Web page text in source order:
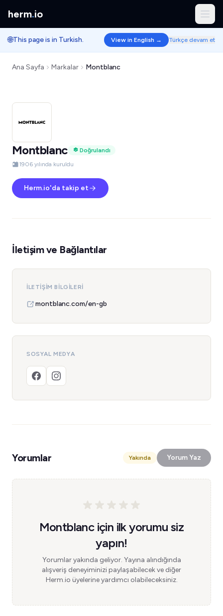
herm.io
🌐This page is in Turkish. View in English → Türkçe devam et
Ana Sayfa Markalar Montblanc
Montblanc
Doğrulandı
1906 yılında kuruldu
Herm.io'da takip et
İletişim ve Bağlantılar
İLETIŞIM BILGILERI
montblanc.com/en-gb
SOSYAL MEDYA
Yorumlar Yakında Yorum Yaz
Montblanc için ilk yorumu siz
yapın!
Yorumlar yakında geliyor. Yayına alındığında
alışveriş deneyiminizi paylaşabilecek ve diğer
Herm.io üyelerine yardımcı olabileceksiniz.